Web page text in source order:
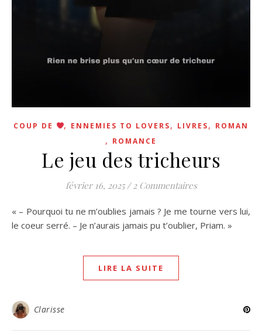
COUP DE , ENNEMIES TO LOVERS, LIVRES, ROMAN
, ROMANCE
Le jeu des tricheurs
février 16, 2025 / 2 Commentaires
« – Pourquoi tu ne m’oublies jamais ? Je me tourne vers lui,
le coeur serré. – Je n’aurais jamais pu t’oublier, Priam. »
LIRE LA SUITE
Clarisse